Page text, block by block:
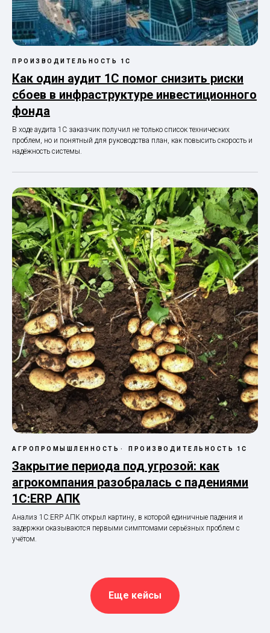
ПРОИЗВОДИТЕЛЬНОСТЬ 1С
Как один аудит 1С помог снизить риски
сбоев в инфраструктуре инвестиционного
фонда
В ходе аудита 1С заказчик получил не только список технических
проблем, но и понятный для руководства план, как повысить скорость и
надёжность системы.
АГРОПРОМЫШЛЕННОСТЬ ПРОИЗВОДИТЕЛЬНОСТЬ 1С
Закрытие периода под угрозой: как
агрокомпания разобралась с падениями
1С:ERP АПК
Анализ 1С:ERP АПК открыл картину, в которой единичные падения и
задержки оказываются первыми симптомами серьёзных проблем с
учётом.
Еще кейсы